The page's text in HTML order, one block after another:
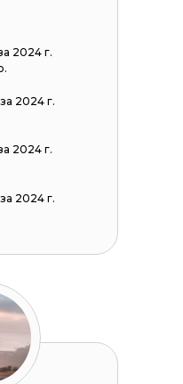
2024 г.
2024 г.
2024 г.
2024 г.